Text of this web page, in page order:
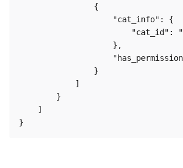
                {
                    "cat_info": {
"cat_id":
                    },
                }
            ]
        }
    ]